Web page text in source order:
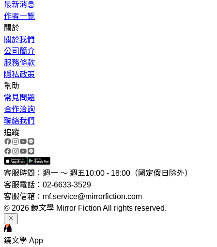
最新消息
作者一覽
關於
關於我們
公司簡介
服務條款
隱私政策
幫助
常見問題
合作洽詢
聯絡我們
追蹤
客服時間：週一 ～ 週五10:00 - 18:00（國定假日除外）
客服電話：02-6633-3529
客服信箱：mf.service@mirrorfiction.com
© 2026 鏡文學 Mirror Fiction All rights reserved.
鏡文學 App